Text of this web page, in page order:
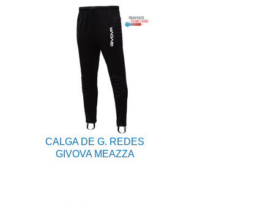
CALGA DE G. REDES
GIVOVA MEAZZA